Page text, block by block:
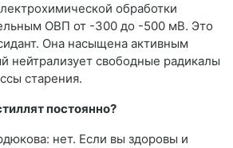
обработки
ОВП от -300 до -500 мВ. Это
Она насыщена активным
нейтрализует свободные радикалы
старения.
постоянно?
нет. Если вы здоровы и